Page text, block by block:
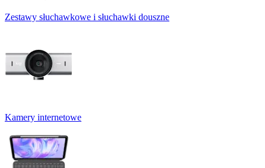
Zestawy słuchawkowe i słuchawki douszne
Kamery internetowe